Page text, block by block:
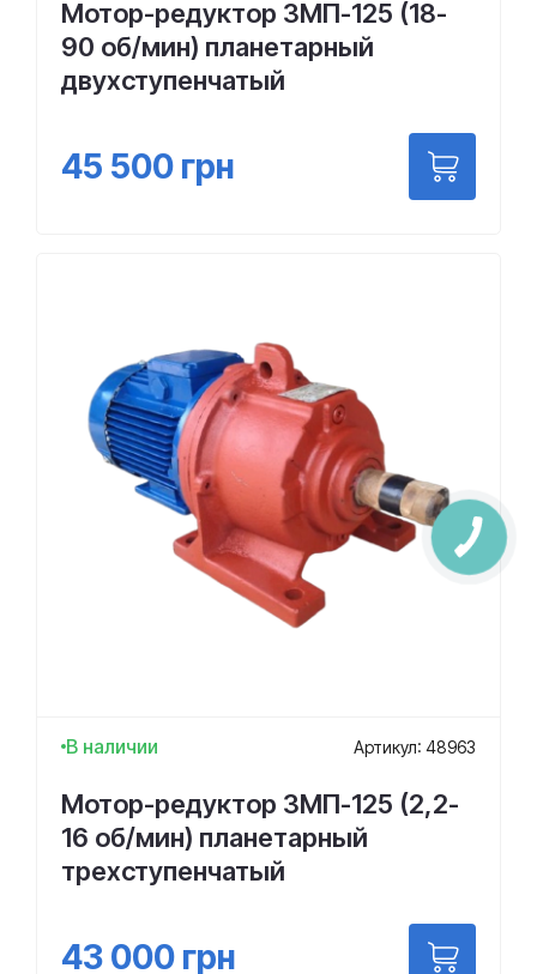
Мотор-редуктор 3МП-125 (18-
90 об/мин) планетарный
двухступенчатый
45 500 грн
В наличии Артикул: 48963
Мотор-редуктор 3МП-125 (2,2-
16 об/мин) планетарный
трехступенчатый
43 000 грн